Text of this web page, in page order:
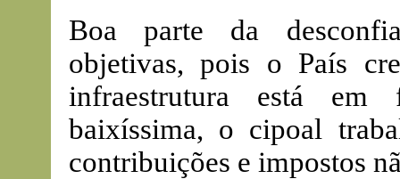
Boa parte da
objetivas, pois o País
infraestrutura está em
baixíssima, o cipoal
contribuições e impostos